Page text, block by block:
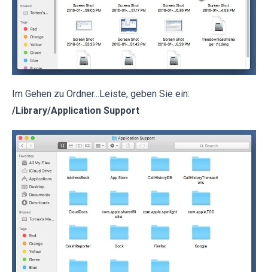
Im Gehen zu Ordner...Leiste, geben Sie ein:
/Library/Application Support